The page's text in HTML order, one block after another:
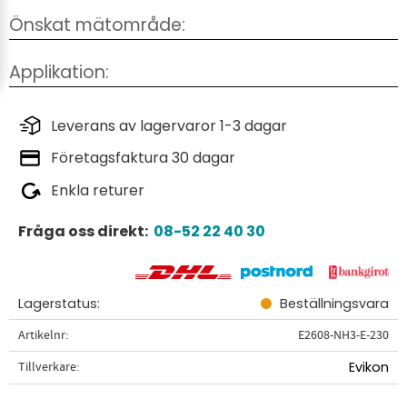
Leverans av lagervaror 1-3 dagar
Företagsfaktura 30 dagar
Enkla returer
Fråga oss direkt: 08-52 22 40 30
Lagerstatus Beställningsvara
Artikelnr
E2608-NH3-E-230
Tillverkare
Evikon